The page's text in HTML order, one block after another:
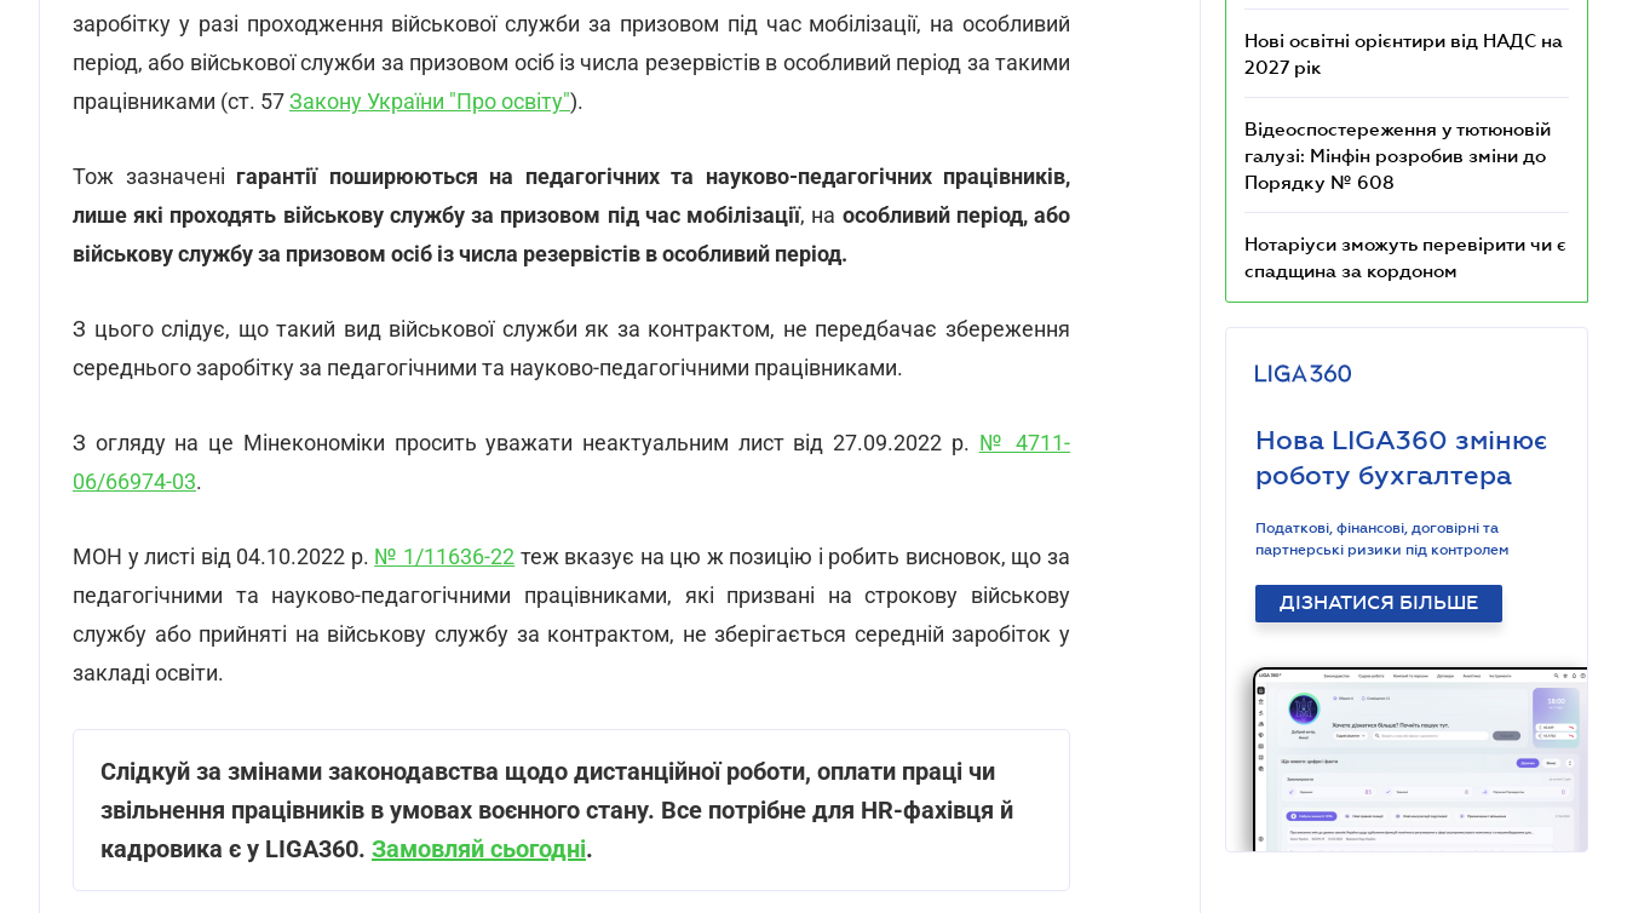
заробітку у разі проходження військової служби за призовом під час мобілізації, на особливий
період, або військової служби за призовом осіб із числа резервістів в особливий період за такими
працівниками (ст. 57Закону України "Про освіту").
Тож зазначені гарантії поширюються на педагогічних та науково-педагогічних працівників,
лише які проходять військову службу за призовом під час мобілізації, на особливий період, або
військову службу за призовом осіб із числа резервістів в особливий період.
З цього слідує, що такий вид військової служби як за контрактом, не передбачає збереження
середнього заробітку за педагогічними та науково-педагогічними працівниками.
З огляду на це Мінекономіки просить уважати неактуальним лист від 27.09.2022 р. № 4711-
06/66974-03.
МОН у листі від 04.10.2022 р. № 1/11636-22 теж вказує на цю ж позицію і робить висновок, що за
педагогічними та науково-педагогічними працівниками, які призвані на строкову військову
службу або прийняті на військову службу за контрактом, не зберігається середній заробіток у
закладі освіти.
Слідкуй за змінами законодавства щодо дистанційної роботи, оплати праці чи
звільнення працівників в умовах воєнного стану. Все потрібне для HR-фахівця й
кадровика є у LIGA360. Замовляй сьогодні.
Нові освітні орієнтири від НАДС на
2027 рік
Відеоспостереження у тютюновій
галузі: Мінфін розробив зміни до
Порядку № 608
Нотаріуси зможуть перевірити чи є
спадщина за кордоном
Нова LIGA360 змінює
роботу бухгалтера
Податкові, фінансові, договірні та
партнерські ризики під контролем
ДІЗНАТИСЯ БІЛЬШЕ